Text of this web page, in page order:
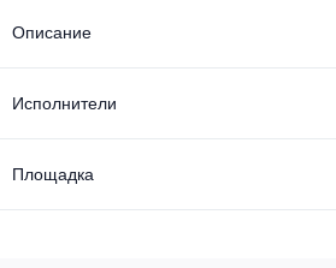
Описание
Исполнители
Площадка